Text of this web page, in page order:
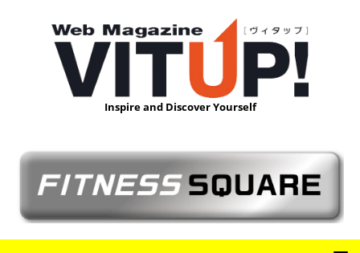
Inspire and Discover Yourself